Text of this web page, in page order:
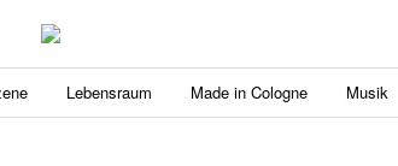
Lebensraum Made in Cologne Musik